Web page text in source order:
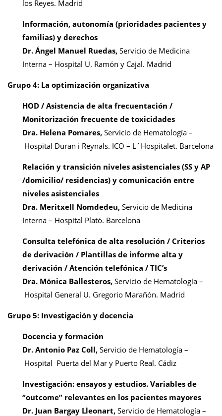
los Reyes. Madrid
Información, autonomía (prioridades pacientes y
familias) y derechos
Dr. Ángel Manuel Ruedas, Servicio de Medicina
Interna – Hospital U. Ramón y Cajal. Madrid
Grupo 4: La optimización organizativa
HOD / Asistencia de alta frecuentación /
Monitorización frecuente de toxicidades
Dra. Helena Pomares, Servicio de Hematología –
Hospital Duran i Reynals. ICO – L´Hospitalet. Barcelona
Relación y transición niveles asistenciales (SS y AP
/domicilio/ residencias) y comunicación entre
niveles asistenciales
Dra. Meritxell Nomdedeu, Servicio de Medicina
Interna – Hospital Plató. Barcelona
Consulta telefónica de alta resolución / Criterios
de derivación / Plantillas de informe alta y
derivación / Atención telefónica / TIC’s
Dra. Mónica Ballesteros, Servicio de Hematología –
Hospital General U. Gregorio Marañón. Madrid
Grupo 5: Investigación y docencia
Docencia y formación
Dr. Antonio Paz Coll, Servicio de Hematología –
Hospital Puerta del Mar y Puerto Real. Cádiz
Investigación: ensayos y estudios. Variables de
“outcome” relevantes en los pacientes mayores
Dr. Juan Bargay Lleonart, Servicio de Hematología –